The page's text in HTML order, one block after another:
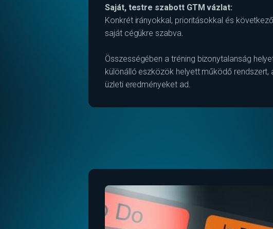
Saját, testre szabott GTM vázlat:
Konkrét irányokkal, prioritásokkal és
saját cégükre szabva.
Összességében a tréning bizonytalanság
különálló eszközök helyett működő rendszert,
üzleti eredményeket ad.